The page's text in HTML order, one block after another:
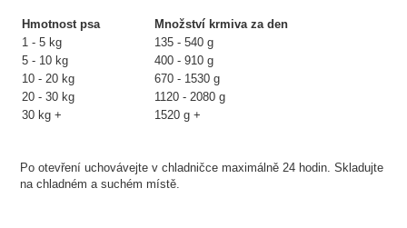
Hmotnost psa
Množství krmiva za den
1 - 5 kg
135 - 540 g
5 - 10 kg
400 - 910 g
10 - 20 kg
670 - 1530 g
20 - 30 kg
1120 - 2080 g
30 kg +
1520 g +
Po otevření uchovávejte v chladničce maximálně 24 hodin. Skladujte
na chladném a suchém místě.